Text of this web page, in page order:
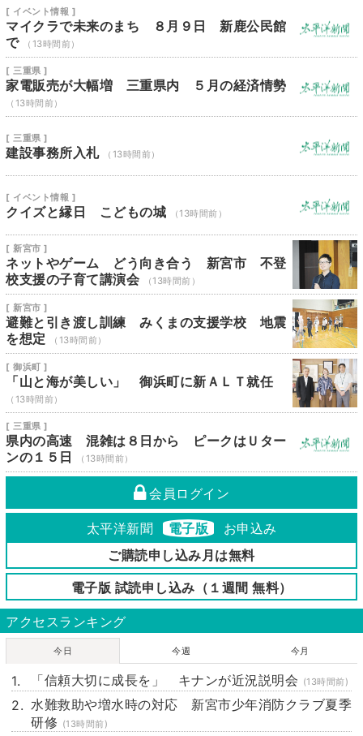
[ イベント情報 ]
マイクラで未来のまち ８月９日 新鹿公民館
で
（13時間前）
[ 三重県 ]
家電販売が大幅増 三重県内 ５月の経済情勢
（13時間前）
[ 三重県 ]
建設事務所入札 （13時間前）
[ イベント情報 ]
クイズと縁日 こどもの城 （13時間前）
[ 新宮市 ]
ネットやゲーム どう向き合う 新宮市 不登
校支援の子育て講演会
（13時間前）
[ 新宮市 ]
避難と引き渡し訓練 みくまの支援学校 地震
を想定
（13時間前）
[ 御浜町 ]
「山と海が美しい」 御浜町に新ＡＬＴ就任
（13時間前）
[ 三重県 ]
県内の高速 混雑は８日から ピークはＵター
ンの１５日
（13時間前）
会員ログイン
太平洋新聞 電子版
お申込み
ご購読申し込み月は無料
電子版 試読申し込み（１週間 無料）
アクセスランキング
今日 今週 今月
「信頼大切に成長を」 キナンが近況説明会 (13時間前)
水難救助や増水時の対応 新宮市少年消防クラブ夏季
研修 (13時間前)